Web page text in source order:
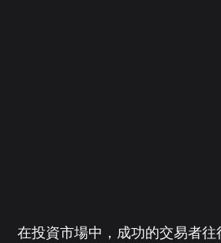
在投資市場中，成功的交易者